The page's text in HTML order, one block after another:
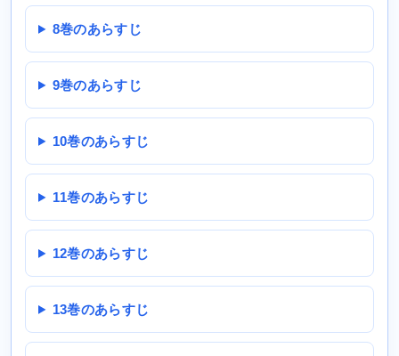
8巻のあらすじ
9巻のあらすじ
10巻のあらすじ
11巻のあらすじ
12巻のあらすじ
13巻のあらすじ